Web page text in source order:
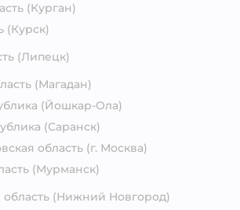
(Курган)
(Курск)
(Липецк)
(Магадан)
(Йошкар-Ола)
(Саранск)
область (г. Москва)
(Мурманск)
(Нижний Новгород)